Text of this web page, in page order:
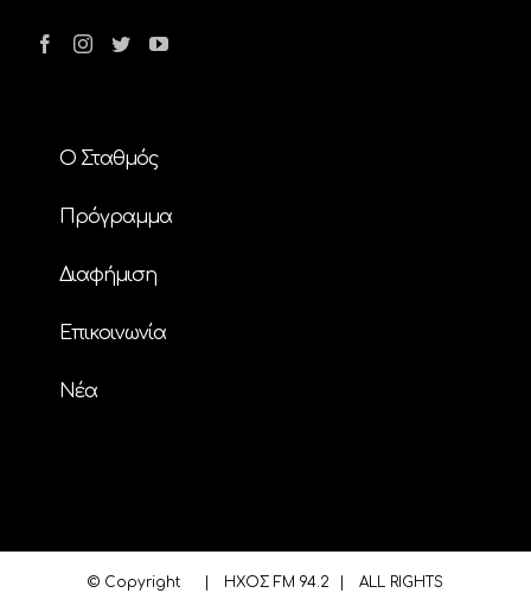
Ο Σταθμός
Πρόγραμμα
Διαφήμιση
Επικοινωνία
Nέα
© Copyright | ΗΧΟΣ FM 94.2 | ALL RIGHTS